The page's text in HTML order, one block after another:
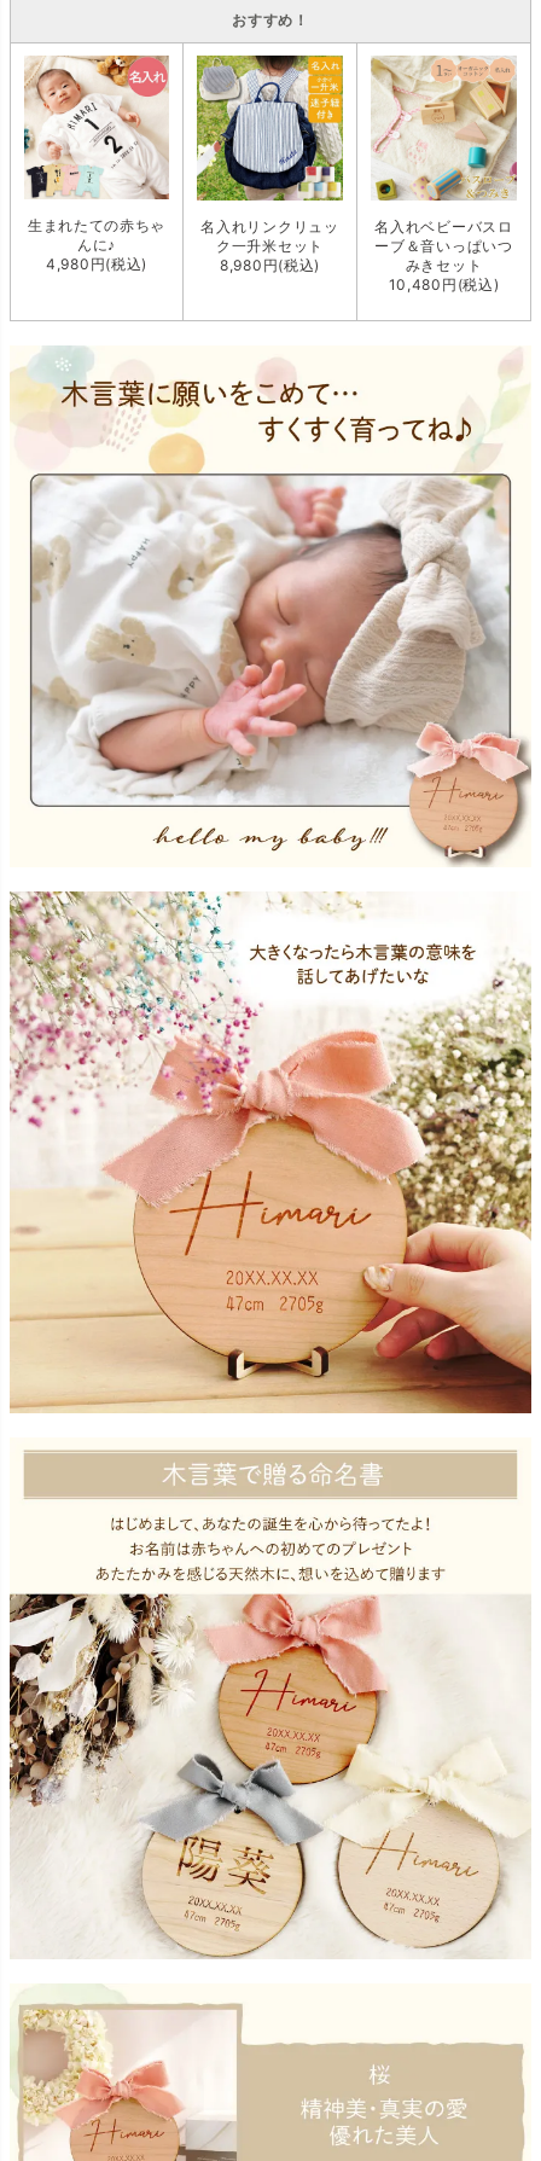
おすすめ！
生まれたての赤ちゃ
んに♪
4,980円(税込)
名入れリンクリュッ
ク一升米セット
8,980円(税込)
名入れベビーバスロ
ーブ＆音いっぱいつ
みきセット
10,480円(税込)